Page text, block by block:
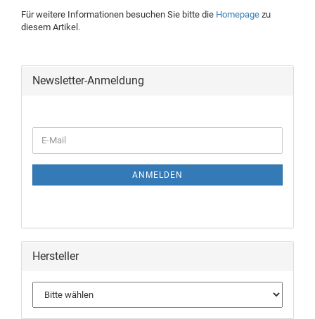
Für weitere Informationen besuchen Sie bitte die Homepage zu
diesem Artikel.
Newsletter-Anmeldung
ANMELDEN
Hersteller